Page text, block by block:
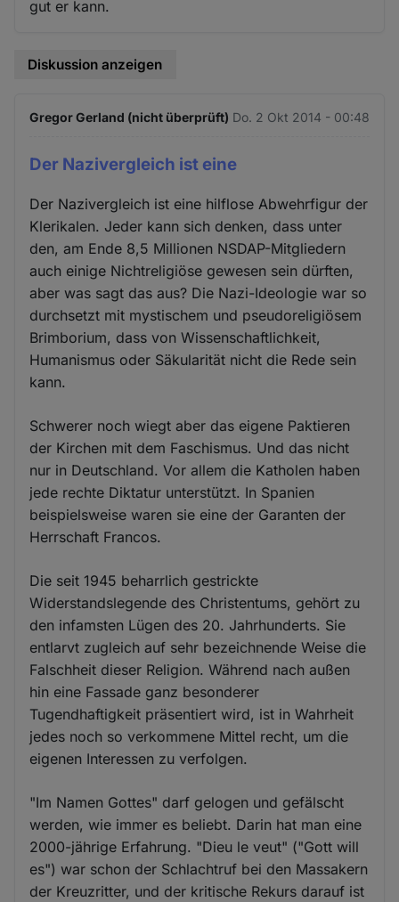
gut er kann.
Diskussion anzeigen
Gregor Gerland (nicht überprüft) Do. 2 Okt 2014 - 00:48
Der Nazivergleich ist eine
Der Nazivergleich ist eine hilflose Abwehrfigur der
Klerikalen. Jeder kann sich denken, dass unter
den, am Ende 8,5 Millionen NSDAP-Mitgliedern
auch einige Nichtreligiöse gewesen sein dürften,
aber was sagt das aus? Die Nazi-Ideologie war so
durchsetzt mit mystischem und pseudoreligiösem
Brimborium, dass von Wissenschaftlichkeit,
Humanismus oder Säkularität nicht die Rede sein
kann.
Schwerer noch wiegt aber das eigene Paktieren
der Kirchen mit dem Faschismus. Und das nicht
nur in Deutschland. Vor allem die Katholen haben
jede rechte Diktatur unterstützt. In Spanien
beispielsweise waren sie eine der Garanten der
Herrschaft Francos.
Die seit 1945 beharrlich gestrickte
Widerstandslegende des Christentums, gehört zu
den infamsten Lügen des 20. Jahrhunderts. Sie
entlarvt zugleich auf sehr bezeichnende Weise die
Falschheit dieser Religion. Während nach außen
hin eine Fassade ganz besonderer
Tugendhaftigkeit präsentiert wird, ist in Wahrheit
jedes noch so verkommene Mittel recht, um die
eigenen Interessen zu verfolgen.
"Im Namen Gottes" darf gelogen und gefälscht
werden, wie immer es beliebt. Darin hat man eine
2000-jährige Erfahrung. "Dieu le veut" ("Gott will
es") war schon der Schlachtruf bei den Massakern
der Kreuzritter, und der kritische Rekurs darauf ist